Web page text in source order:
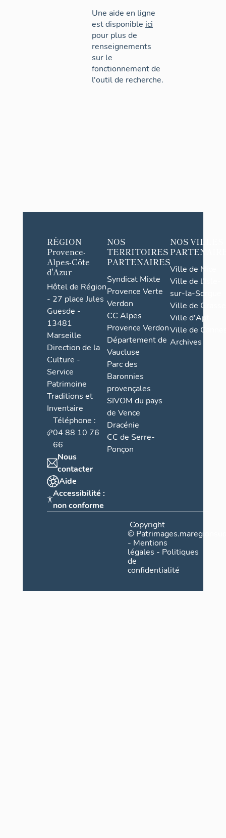
Une aide en ligne
est disponible ici
pour plus de
renseignements
sur le
fonctionnement de
l'outil de recherche.
RÉGION
Provence-
Alpes-Côte
d'Azur
Hôtel de Région
- 27 place Jules
Guesde -
13481
Marseille
Direction de la
Culture -
Service
Patrimoine
Traditions et
Inventaire
Téléphone :
04 88 10 76
66
Nous
contacter
Aide
Accessibilité :
non conforme
NOS
TERRITOIRES
PARTENAIRES
Syndicat Mixte
Provence Verte
Verdon
CC Alpes
Provence Verdon
Département de
Vaucluse
Parc des
Baronnies
provençales
SIVOM du pays
de Vence
Dracénie
CC de Serre-
Ponçon
NOS VILLES
Ville de Nice
Ville de l'Isle-
sur-la-Sorgue
Ville de Grasse
Ville d'Apt
Ville de
Archives
Copyright
©
- Mentions
légales - Politiques
de
confidentialité